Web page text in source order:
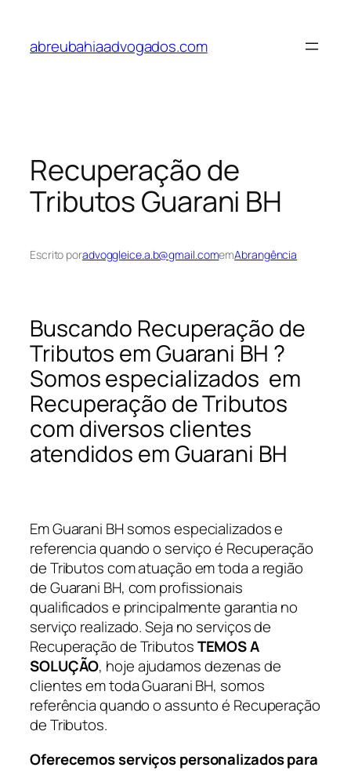
abreubahiaadvogados.com
Recuperação de
Tributos Guarani BH
Escrito poradvoggleice.a.b@gmail.comemAbrangência
Buscando Recuperação de
Tributos em Guarani BH ?
Somos especializados em
Recuperação de Tributos
com diversos clientes
atendidos em Guarani BH
Em Guarani BH somos especializados e
referencia quando o serviço é Recuperação
de Tributos com atuação em toda a região
de Guarani BH, com profissionais
qualificados e principalmente garantia no
serviço realizado. Seja no serviços de
Recuperação de TributosTEMOS A
SOLUÇÃO, hoje ajudamos dezenas de
clientes em toda Guarani BH, somos
referência quando o assunto é Recuperação
de Tributos.
Oferecemos serviços personalizados para